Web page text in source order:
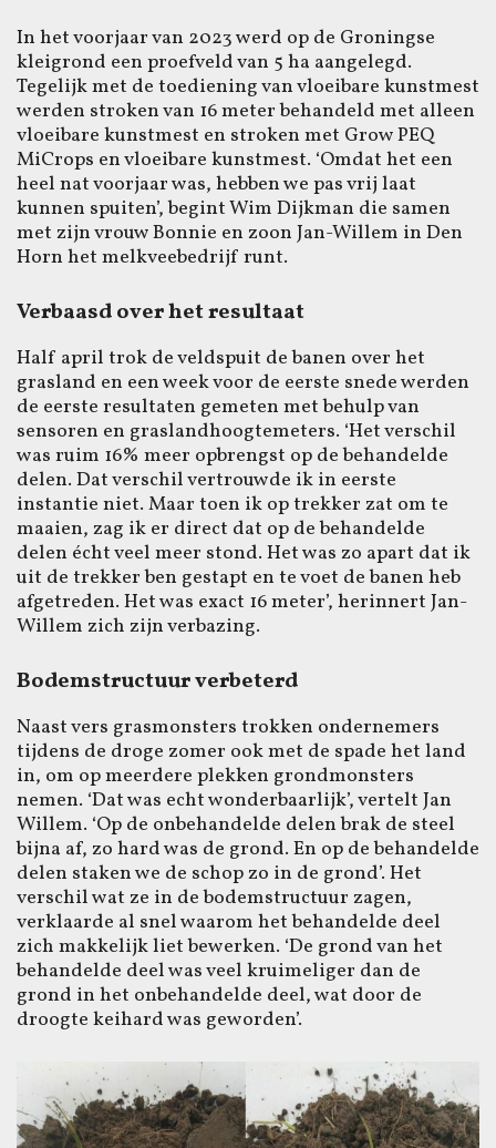
In het voorjaar van 2023 werd op de Groningse
kleigrond een proefveld van 5 ha aangelegd.
Tegelijk met de toediening van vloeibare kunstmest
werden stroken van 16 meter behandeld met alleen
vloeibare kunstmest en stroken met Grow PEQ
MiCrops en vloeibare kunstmest. ‘Omdat het een
heel nat voorjaar was, hebben we pas vrij laat
kunnen spuiten’, begint Wim Dijkman die samen
met zijn vrouw Bonnie en zoon Jan-Willem in Den
Horn het melkveebedrijf runt.
Verbaasd over het resultaat
Half april trok de veldspuit de banen over het
grasland en een week voor de eerste snede werden
de eerste resultaten gemeten met behulp van
sensoren en graslandhoogtemeters. ‘Het verschil
was ruim 16% meer opbrengst op de behandelde
delen. Dat verschil vertrouwde ik in eerste
instantie niet. Maar toen ik op trekker zat om te
maaien, zag ik er direct dat op de behandelde
delen écht veel meer stond. Het was zo apart dat ik
uit de trekker ben gestapt en te voet de banen heb
afgetreden. Het was exact 16 meter’, herinnert Jan-
Willem zich zijn verbazing.
Bodemstructuur verbeterd
Naast vers grasmonsters trokken ondernemers
tijdens de droge zomer ook met de spade het land
in, om op meerdere plekken grondmonsters
nemen. ‘Dat was echt wonderbaarlijk’, vertelt Jan
Willem. ‘Op de onbehandelde delen brak de steel
bijna af, zo hard was de grond. En op de behandelde
delen staken we de schop zo in de grond’. Het
verschil wat ze in de bodemstructuur zagen,
verklaarde al snel waarom het behandelde deel
zich makkelijk liet bewerken. ‘De grond van het
behandelde deel was veel kruimeliger dan de
grond in het onbehandelde deel, wat door de
droogte keihard was geworden’.